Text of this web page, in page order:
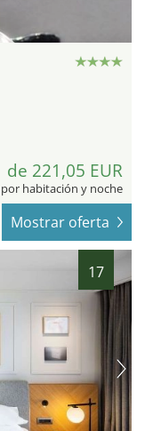
de 221,05 EUR
por habitación y noche
Mostrar oferta
17